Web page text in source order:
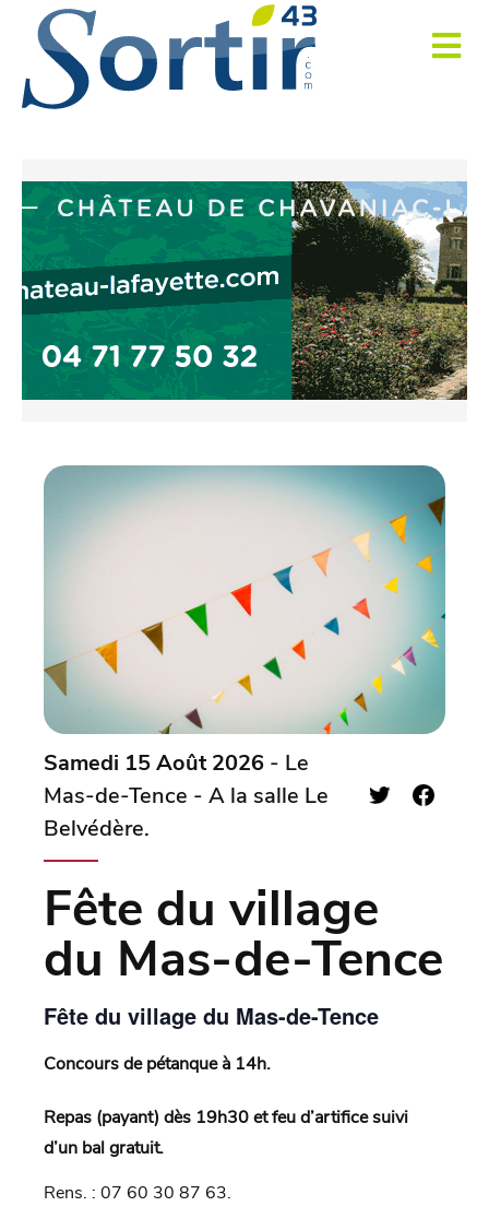
Samedi 15 Août 2026 - Le
Mas-de-Tence - A la salle Le
Belvédère.
Fête du village
du Mas-de-Tence
Fête du village du Mas-de-Tence
Concours de pétanque à 14h.
Repas (payant) dès 19h30 et feu d’artifice suivi
d’un bal gratuit.
Rens. : 07 60 30 87 63.